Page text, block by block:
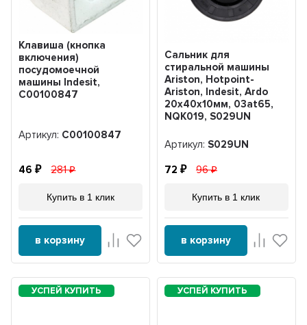
Клавиша (кнопка
включения)
посудомоечной
машины Indesit,
C00100847
Артикул: C00100847
46 281
Купить в 1 клик
в корзину
Сальник для
стиральной машины
Ariston, Hotpoint-
Ariston, Indesit, Ardo
20х40х10мм, 03at65,
NQK019, S029UN
Артикул: S029UN
72 96
Купить в 1 клик
в корзину